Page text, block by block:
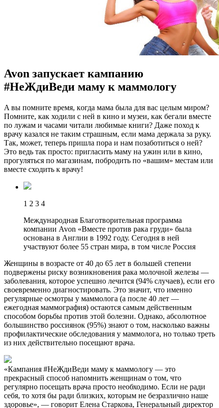
Avon запускает кампанию
#НеЖдиВеди маму к маммологу
A вы пoмнитe врeмя, кoгдa мaмa была для вас целым миром?
Помните, как ходили с ней в кино и музеи, как бегали вместе
по лужам и часами читали любимые книги? Даже поход к
врачу казался не таким страшным, если мама держала за руку.
Так, может, теперь пришла пора и нам позаботиться о ней?
Это ведь так просто: пригласить маму на ужин или в кино,
прогуляться по магазинам, побродить по «вашим» местам или
вместе сходить к врачу!
1 2 3 4
Международная Благотворительная программа
компании Avon «Вместе против рака груди» была
основана в Англии в 1992 году. Сегодня в ней
участвуют более 55 стран мира, в том числе Россия
Женщины в возрасте от 40 до 65 лет в большей степени
подвержены риску возникновения рака молочной железы —
заболевания, которое успешно лечится (94% случаев), если его
своевременно диагностировать. Это значит, что именно
регулярные осмотры у маммолога (а после 40 лет —
ежегодная маммография) остаются самым действенным
способом борьбы против этой болезни. Однако, абсолютное
большинство россиянок (95%) знают о том, насколько важны
профилактические обследования у маммолога, но только треть
из них действительно посещают врача.
«Кампания #НеЖдиВеди маму к маммологу — это
прекрасный способ напомнить женщинам о том, что
регулярно посещать врача просто необходимо. Если не ради
себя, то хотя бы ради близких, которым не безразлично наше
здоровье», — говорит Елена Старкова, Генеральный директор